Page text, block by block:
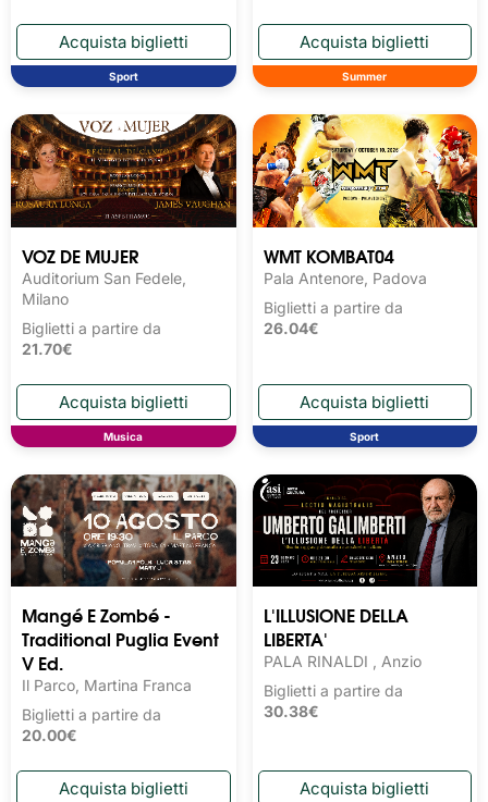
Sport Summer
VOZ DE MUJER
Auditorium San Fedele,
Milano
Biglietti a partire da
21.70€
Musica
WMT KOMBAT04
Pala Antenore, Padova
Biglietti a partire da
26.04€
Sport
Mangé E Zombé -
Traditional Puglia Event
V Ed.
Il Parco, Martina Franca
Biglietti a partire da
20.00€
L'ILLUSIONE DELLA
LIBERTA'
PALA RINALDI , Anzio
Biglietti a partire da
30.38€